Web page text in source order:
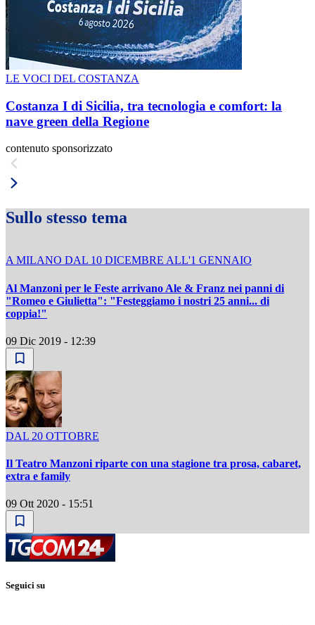
LE VOCI DEL COSTANZA
Costanza I di Sicilia, tra tecnologia e comfort: la
nave green della Regione
contenuto sponsorizzato
Sullo stesso tema
A MILANO DAL 10 DICEMBRE ALL'1 GENNAIO
Al Manzoni per le Feste arrivano Ale & Franz nei panni di
"Romeo e Giulietta": "Festeggiamo i nostri 25 anni... di
coppia!"
09 Dic 2019 - 12:39
DAL 20 OTTOBRE
Il Teatro Manzoni riparte con una stagione tra prosa, cabaret,
extra e family
09 Ott 2020 - 15:51
Seguici su